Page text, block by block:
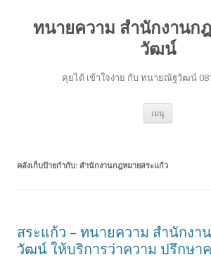
ทนายความ สำนักงานก
วัฒน์
คุยได้ เข้าใจง่าย กับ ทนายณัฐวัฒน์
เมนู ข้าม
ยัง
คลังเก็บป้ายกำกับ: สำนักงานกฎหมายสระแก้ว
สระแก้ว – ทนายความ สำนักง
วัฒน์ ให้บริการว่าความ ปรึกษา